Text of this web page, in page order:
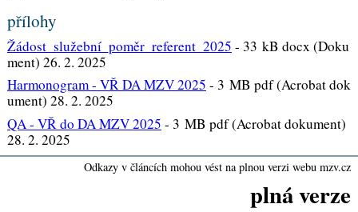
přílohy
Žádost_služební_poměr_referent_2025 - 33 kB docx (Doku
ment) 26. 2. 2025
Harmonogram - VŘ DA MZV 2025 - 3 MB pdf (Acrobat dok
ument) 28. 2. 2025
QA - VŘ do DA MZV 2025 - 3 MB pdf (Acrobat dokument)
28. 2. 2025
Odkazy v článcích mohou vést na plnou verzi webu mzv.cz
plná verze